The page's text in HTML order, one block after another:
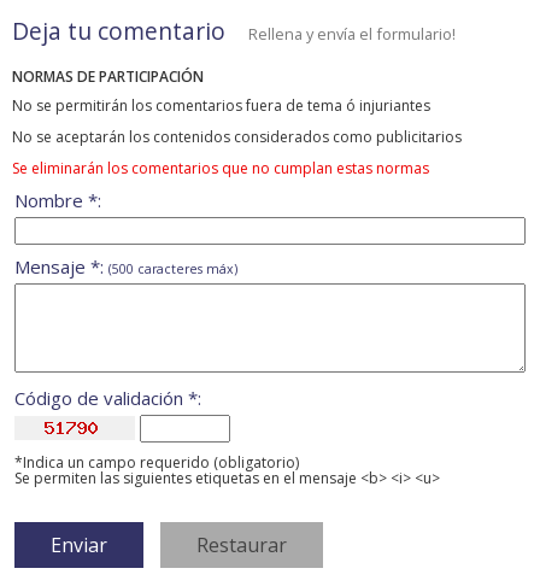
Deja tu comentario Rellena y envía el formulario!
NORMAS DE PARTICIPACIÓN
No se permitirán los comentarios fuera de tema ó injuriantes
No se aceptarán los contenidos considerados como publicitarios
Se eliminarán los comentarios que no cumplan estas normas
Nombre *:
Mensaje *: (500 caracteres máx)
Código de validación *:
*Indica un campo requerido (obligatorio)
Se permiten las siguientes etiquetas en el mensaje <b> <i> <u>